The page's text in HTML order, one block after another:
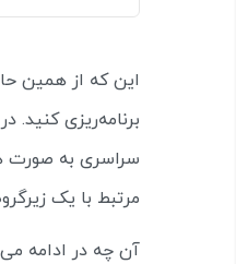
برنامه‌ریزی کنید.
سراسری به صورت
مرتبط با یک
آن چه در ادامه